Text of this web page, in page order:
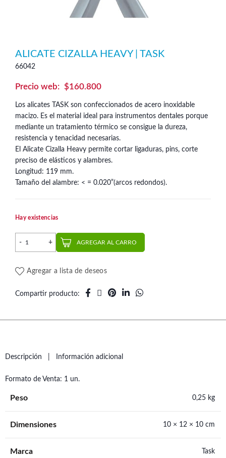
ALICATE CIZALLA HEAVY | TASK
66042
$160.800
Los alicates TASK son confeccionados de acero inoxidable
macizo. Es el material ideal para instrumentos dentales porque
mediante un tratamiento térmico se consigue la dureza,
resistencia y tenacidad necesarias.
El Alicate Cizalla Heavy permite cortar ligaduras, pins, corte
preciso de elásticos y alambres.
Longitud: 119 mm.
Tamaño del alambre: < = 0.020”(arcos redondos).
Hay existencias
Alicate Cizalla Heavy | Task cantidad
AGREGAR AL CARRO
Agregar a lista de deseos
Compartir producto
Descripción Información adicional
Formato de Venta: 1 un.
Peso 0,25 kg
Dimensiones 10 × 12 × 10 cm
Marca Task